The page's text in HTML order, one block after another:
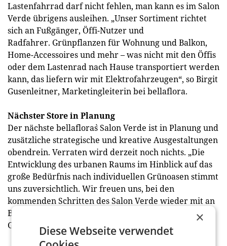
Lastenfahrrad darf nicht fehlen, man kann es im Salon
Verde übrigens ausleihen. „Unser Sortiment richtet
sich an Fußgänger, Öffi-Nutzer und
Radfahrer. Grünpflanzen für Wohnung und Balkon,
Home-Accessoires und mehr – was nicht mit den Öffis
oder dem Lastenrad nach Hause transportiert werden
kann, das liefern wir mit Elektrofahrzeugen“, so Birgit
Gusenleitner, Marketingleiterin bei bellaflora.
Nächster Store in Planung
Der nächste bellaflora`s Salon Verde ist in Planung und
zusätzliche strategische und kreative Ausgestaltungen
obendrein. Verraten wird derzeit noch nichts. „Die
Entwicklung des urbanen Raums im Hinblick auf das
große Bedürfnis nach individuellen Grünoasen stimmt
uns zuversichtlich. Wir freuen uns, bei den
kommenden Schritten des Salon Verde wieder mit an
Board zu sein“, so Bernhard Buchegger,
Geschäftsführer der Gruppe am Park.
×
Diese Webseite verwendet